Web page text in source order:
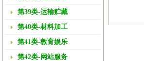
第39类-运输贮藏
第40类-材料加工
第41类-教育娱乐
第42类-网站服务